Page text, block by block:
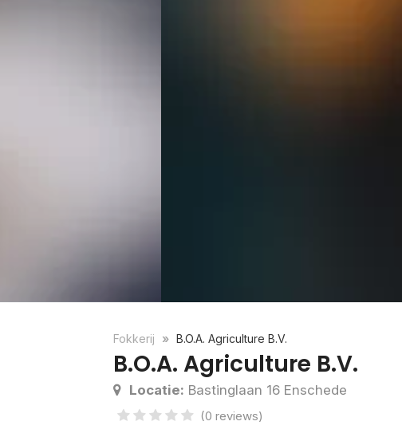
Fokkerij B.O.A. Agriculture B.V.
B.O.A. Agriculture B.V.
Locatie: Bastinglaan 16 Enschede
(0 reviews)